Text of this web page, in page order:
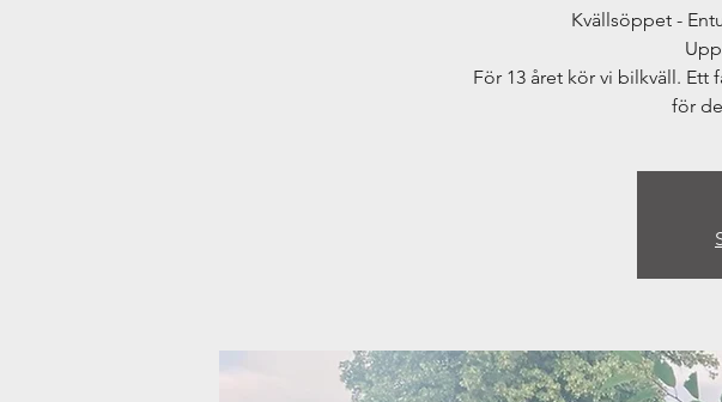
Kvällsöppet -
För 13 året kör vi bilkväll. Ett
för